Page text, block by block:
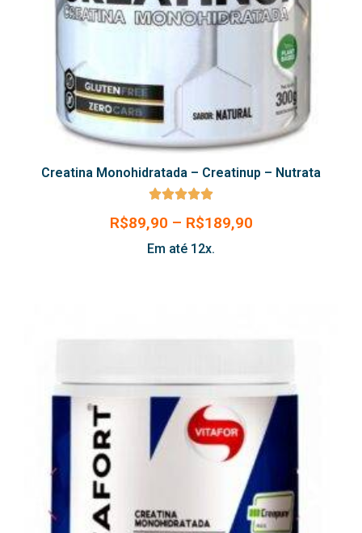
Creatina Monohidratada – Creatinup – Nutrata

R$89,90 – R$189,90
Em até 12x.